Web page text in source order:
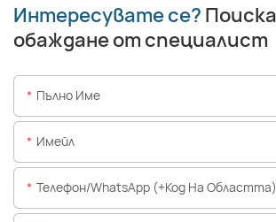
Интересувате се?
обаждане от специалист
Пълно Име
Имейл
Телефон/WhatsApp (+Код На Областта)